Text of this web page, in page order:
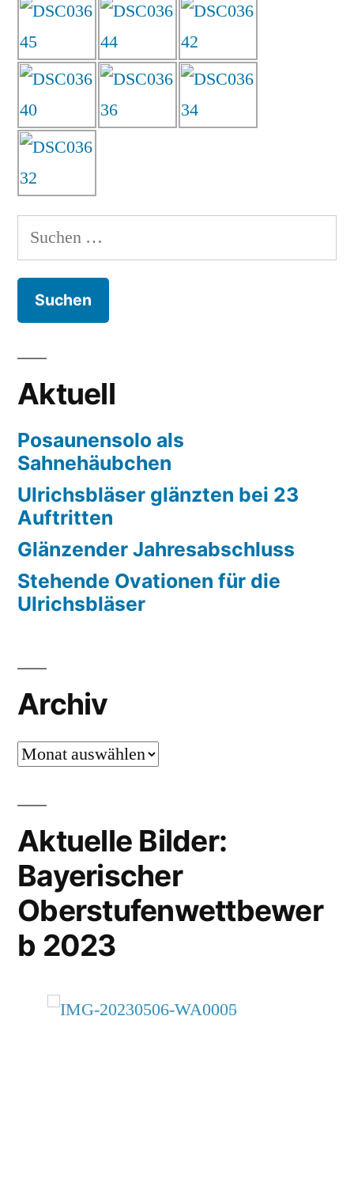
Suchen
nach:
Aktuell
Posaunensolo als
Sahnehäubchen
Ulrichsbläser glänzten bei 23
Auftritten
Glänzender Jahresabschluss
Stehende Ovationen für die
Ulrichsbläser
Archiv
Archiv
Aktuelle Bilder:
Bayerischer
Oberstufenwettbewer
b 2023